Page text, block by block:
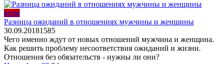
всем
Разница ожиданий в отношениях мужчины и женщины
30.09.20181 585
Чего именно ждут от новых отношений мужчина и женщина.
Как решить проблему несоответствия ожиданий и жизни.
Отношения без обязательств - нужны ли они?